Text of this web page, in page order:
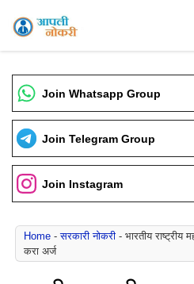
Skip
Join Whatsapp Group
Join Telegram Group
Join Instagram
Home -सरकारी नोकरी - भारतीय
करा अर्ज